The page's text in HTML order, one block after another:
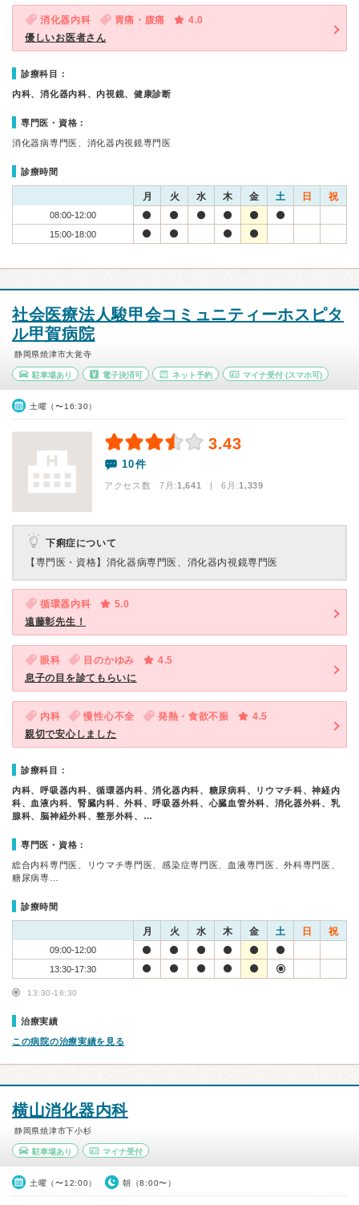
消化器内科 胃痛・腹痛
4.0
優しいお医者さん
診療科目：
内科、消化器内科、内視鏡、健康診断
専門医・資格：
消化器病専門医、消化器内視鏡専門医
診療時間
月 火 水 木 金 土 日 祝
08:00-12:00
15:00-18:00
社会医療法人駿甲会コミュニティーホスピタ
ル甲賀病院
静岡県焼津市大覚寺
駐車場あり 電子決済可 ネット予約 マイナ受付 (スマホ可)
土曜（〜16:30）
3.43
10件
アクセス数 7月:1,641 | 6月:1,339
下痢症について
【専門医・資格】 消化器病専門医、消化器内視鏡専門医
循環器内科
5.0
遠藤彰先生！
眼科 目のかゆみ
4.5
息子の目を診てもらいに
内科 慢性心不全 発熱・食欲不振
4.5
親切で安心しました
診療科目：
内科、呼吸器内科、循環器内科、消化器内科、糖尿病科、リウマチ科、神経内
科、血液内科、腎臓内科、外科、呼吸器外科、心臓血管外科、消化器外科、乳
腺科、脳神経外科、整形外科、…
専門医・資格：
総合内科専門医、リウマチ専門医、感染症専門医、血液専門医、外科専門医、
糖尿病専…
診療時間
月 火 水 木 金 土 日 祝
09:00-12:00
13:30-17:30
13:30-16:30
治療実績
この病院の治療実績を見る
横山消化器内科
静岡県焼津市下小杉
駐車場あり マイナ受付
土曜（〜12:00） 朝（8:00〜）